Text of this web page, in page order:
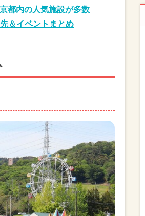
都内の人気施設が多数
＆イベントまとめ